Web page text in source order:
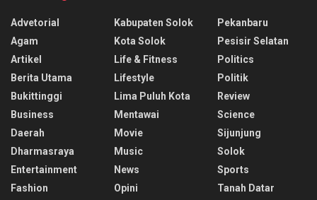
Advetorial
Agam
Artikel
Berita Utama
Bukittinggi
Business
Daerah
Dharmasraya
Entertainment
Fashion
Kabupaten Solok
Kota Solok
Life & Fitness
Lifestyle
Lima Puluh Kota
Mentawai
Movie
Music
News
Opini
Pekanbaru
Pesisir Selatan
Politics
Politik
Review
Science
Sijunjung
Solok
Sports
Tanah Datar